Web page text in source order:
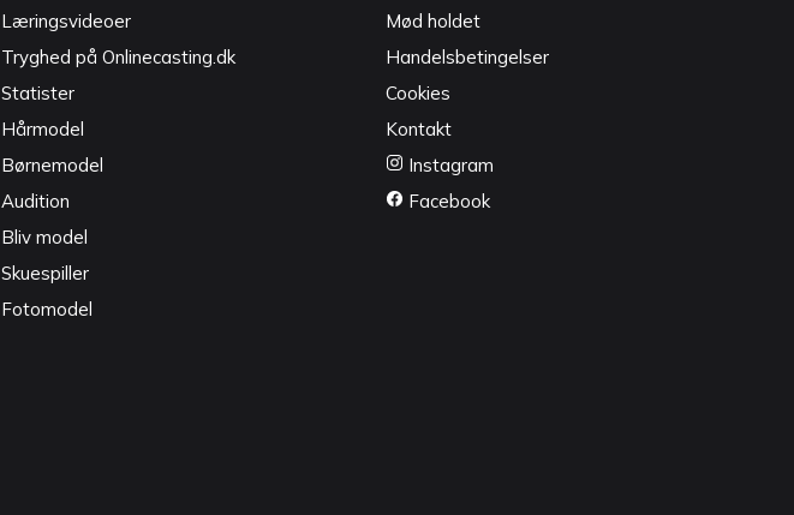
Læringsvideoer
Tryghed på Onlinecasting.dk
Statister
Hårmodel
Børnemodel
Audition
Bliv model
Skuespiller
Fotomodel
Mød holdet
Handelsbetingelser
Cookies
Kontakt
Instagram
Facebook